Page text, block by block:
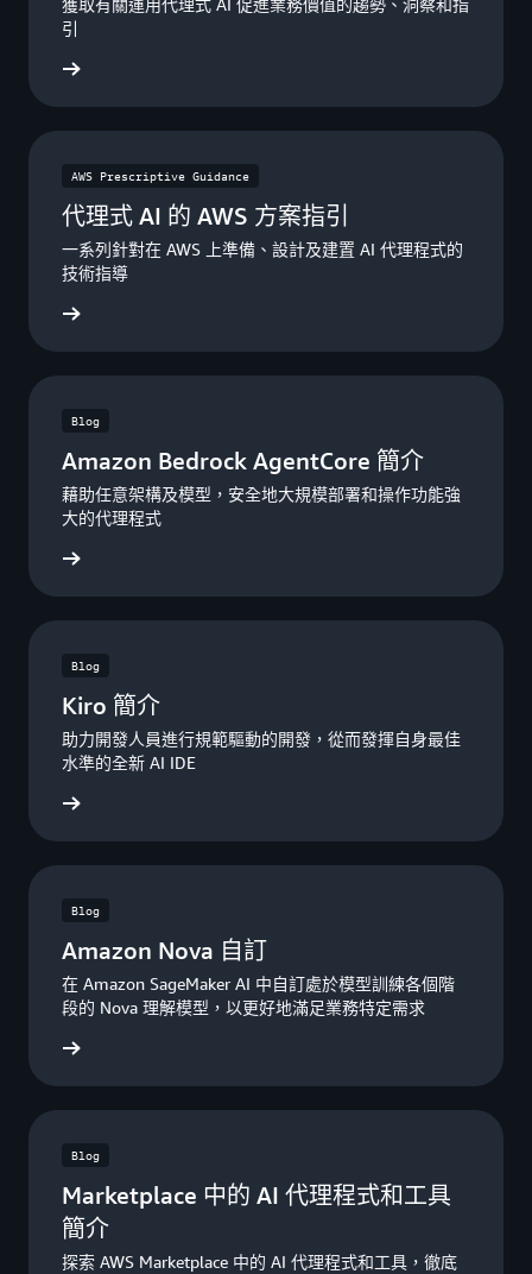
獲取有關運用代理式 AI 促進業務價值的趨勢、洞察和指
引
AWS Prescriptive Guidance
代理式 AI 的 AWS 方案指引
一系列針對在 AWS 上準備、設計及建置 AI 代理程式的
技術指導
Blog
Amazon Bedrock AgentCore 簡介
藉助任意架構及模型，安全地大規模部署和操作功能強
大的代理程式
Blog
Kiro 簡介
助力開發人員進行規範驅動的開發，從而發揮自身最佳
水準的全新 AI IDE
Blog
Amazon Nova 自訂
在 Amazon SageMaker AI 中自訂處於模型訓練各個階
段的 Nova 理解模型，以更好地滿足業務特定需求
Blog
Marketplace 中的 AI 代理程式和工具
簡介
探索 AWS Marketplace 中的 AI 代理程式和工具，徹底